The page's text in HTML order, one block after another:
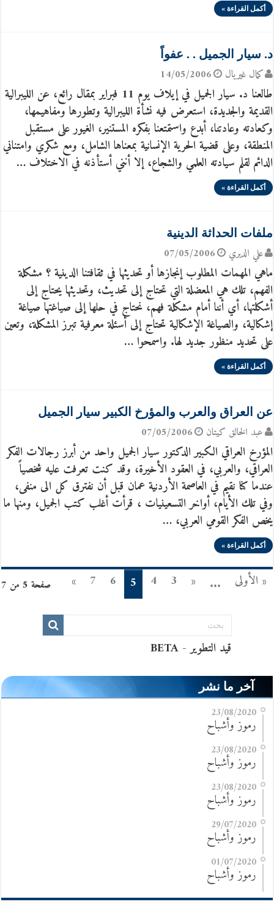
أكمل القراءة »
د. سيار الجميل . . عفواً
كمال غيريال 14/05/2006
طالعنا د. سيار الجميل في إيلاف يوم 11 فبراير بمقال رائع، عن الليبرالية
القديمة والجديدة، استعرض فيه نشأة الليبرالية وتطورها ومفاهيمها،
وكعادته وعادتنا، أبدع واستمتعنا بفكره المستنير، الغيور على مستقبل
المنطقة، وعلى قضية الحرية الإنسانية بمعناها الشامل، ومع شكري وامتناني
الدائم لقلم سيادته العلمي والشجاع، إلا أنني أستأذنه في الاختلاف …
أكمل القراءة »
ملفات الحداثة الدينية
علي الديري 07/05/2006
ماهي المهمات المطلوب إنجازها أو تحديثها في ثقافتنا الدينية ؟ مشكلة
الفهم، تلك هي المعضلة التي تحتاج إلى تحديث، وتحديثها يحتاج إلى
أشكلتها، أي أننا أمام مشكلة فهم، نحتاج في حلها إلى صياغتها صياغة
إشكالية، والصياغة الإشكالية تحتاج إلى أسئلة معرفية تبرز المشكلة، وتعين
على تحديد منظور جديد لها. واسمحوا …
أكمل القراءة »
عن العراق والعرب والمؤرخ الكبير سيار الجميل
عبد الخالق كيتان 07/05/2006
المؤرخ العراقي الكبير الدكتور سيار الجميل واحد من أبرز رجالات الفكر
العراقي، والعربي، في العقود الأخيرة، وقد كنت تعرفت عليه شخصياً
عندما كنا نقيم في العاصمة الأردنية عمان قبل أن نفترق كل الى منفى،
وفي تلك الأيام، أواخر التسعينيات ، قرأت أغلب كتب الجميل، ومنها ما
يخص الفكر القومي العربي، …
أكمل القراءة »
صفحة 5 من 7 « الأولى ...
«
3
4
5
6
7
»
آخر ما نشر
23/08/2020
رموز وأشباح
23/08/2020
رموز وأشباح
23/08/2020
رموز وأشباح
29/07/2020
رموز وأشباح
01/07/2020
رموز وأشباح